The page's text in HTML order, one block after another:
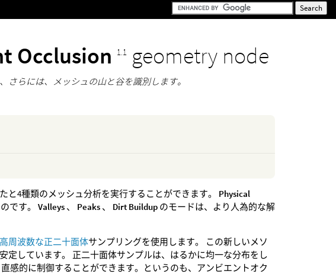
Occlusion 1.1 geometry node
さらには、メッシュの山と谷を識別します。
4種類のメッシュ分析を実行することができます。 Physical
です。Valleys 、 Peaks 、 Dirt Buildup のモードは、より人為的な解
高周波数な正二十面体サンプリングを使用します。 この新しいメソ
定しています。 正二十面体サンプルは、はるかに均一な分布をし
感的に制御することができます。というのも、アンビエントオク